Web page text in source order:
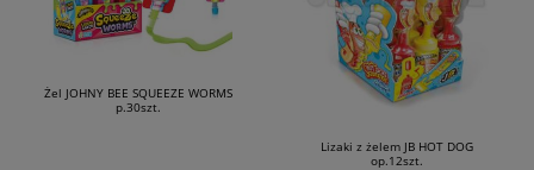
Żel JOHNY BEE SQUEEZE WORMS
p.30szt.
Lizaki z żelem JB HOT DOG
op.12szt.